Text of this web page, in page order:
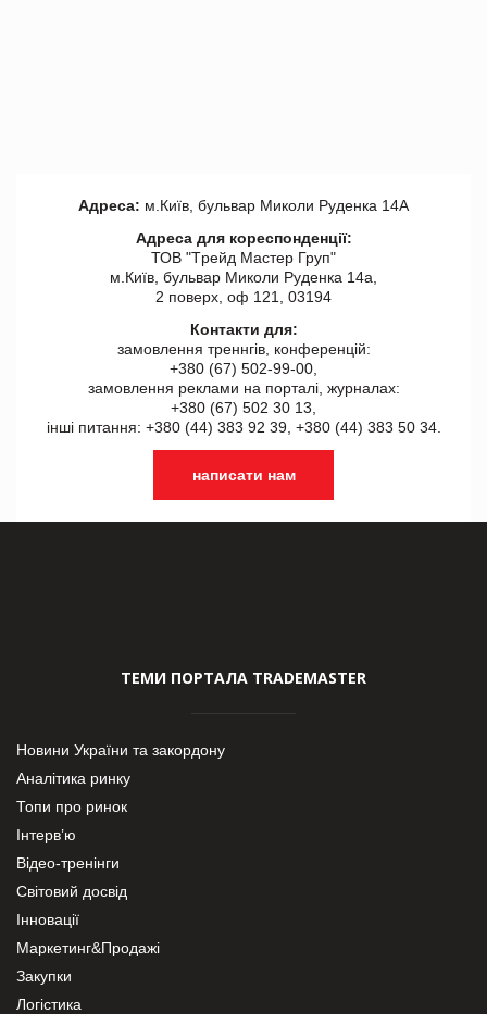
Адреса: м.Київ, бульвар Миколи Руденка 14А
Адреса для кореспонденції:
ТОВ "Tрейд Мастер Груп"
м.Київ, бульвар Миколи Руденка 14а,
2 поверх, оф 121, 03194
Контакти для:
замовлення треннгів, конференцій:
+380 (67) 502-99-00,
замовлення реклами на порталі, журналах:
+380 (67) 502 30 13,
інші питання: +380 (44) 383 92 39, +380 (44) 383 50 34.
написати нам
ТЕМИ ПОРТАЛА TRADEMASTER
Новини України та закордону
Аналітика ринку
Топи про ринок
Інтерв’ю
Відео-тренінги
Світовий досвід
Інновації
Маркетинг&Продажі
Закупки
Логістика